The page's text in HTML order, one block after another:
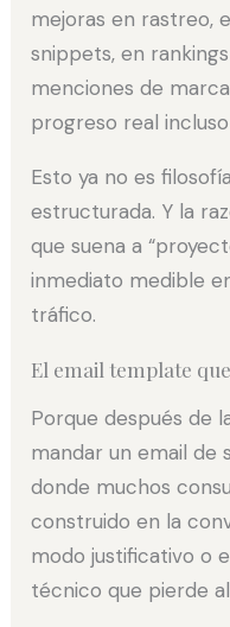
mejoras en rastreo,
snippets, en
menciones de
progreso real
Esto ya no es
estructurada. Y la
que suena a
inmediato medible
tráfico.
El email template
Porque después de
mandar un email de
donde muchos
construido en la
modo justificativo o
técnico que pierde